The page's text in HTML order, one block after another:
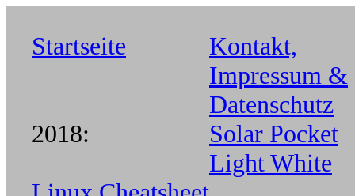
Startseite
Kontakt,
Impressum &
Datenschutz
2018:
Solar Pocket
Light White